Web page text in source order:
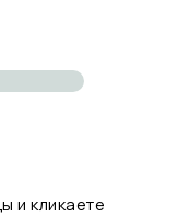
и кликаете